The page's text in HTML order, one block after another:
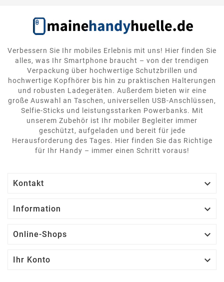
Verbessern Sie Ihr mobiles Erlebnis mit uns! Hier finden Sie
alles, was Ihr Smartphone braucht – von der trendigen
Verpackung über hochwertige Schutzbrillen und
hochwertige Kopfhörer bis hin zu praktischen Halterungen
und robusten Ladegeräten. Außerdem bieten wir eine
große Auswahl an Taschen, universellen USB-Anschlüssen,
Selfie-Sticks und leistungsstarken Powerbanks. Mit
unserem Zubehör ist Ihr mobiler Begleiter immer
geschützt, aufgeladen und bereit für jede
Herausforderung des Tages. Hier finden Sie das Richtige
für Ihr Handy – immer einen Schritt voraus!
Kontakt 
Information 
Online-Shops 
Ihr Konto 